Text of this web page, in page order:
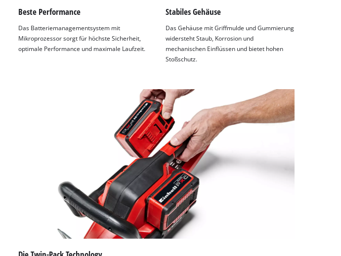
Beste Performance
Das Batteriemanagementsystem mit
Mikroprozessor sorgt für höchste Sicherheit,
optimale Performance und maximale Laufzeit.
Stabiles Gehäuse
Das Gehäuse mit Griffmulde und Gummierung
widersteht Staub, Korrosion und
mechanischen Einflüssen und bietet hohen
Stoßschutz.